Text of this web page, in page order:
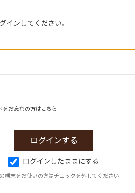
インしてください。
をお忘れの方はこちら
ログインしたままにする
端末をお使いの方はチェックを外してください